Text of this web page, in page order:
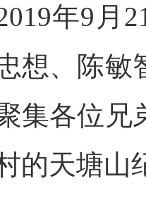
年9月21
想、陈敏
集各位兄
的天塘山